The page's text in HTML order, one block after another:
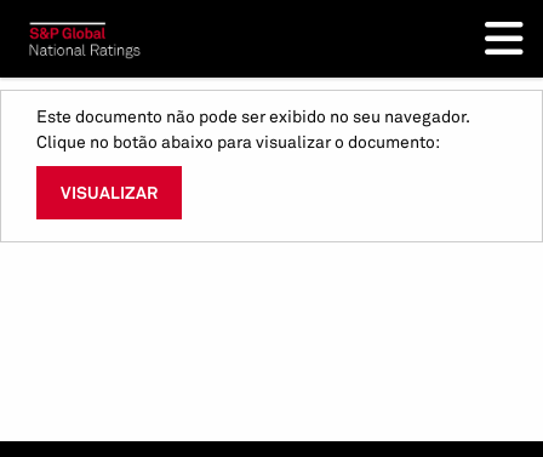
Este documento não pode ser exibido no seu navegador.
Clique no botão abaixo para visualizar o documento:
VISUALIZAR